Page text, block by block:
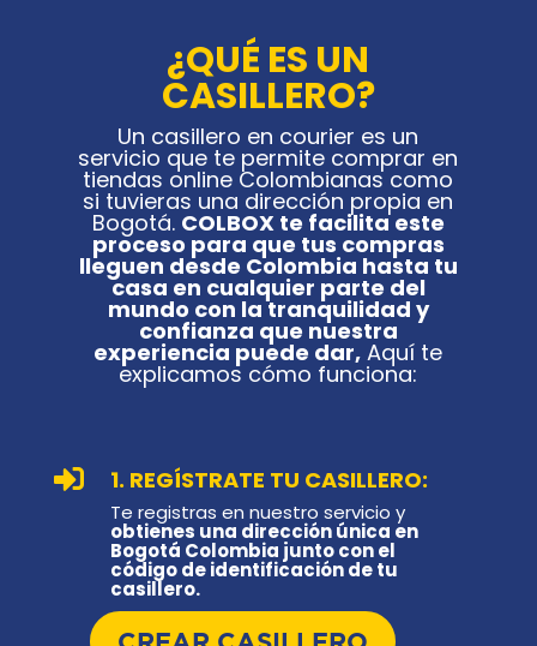
¿QUÉ ES UN
CASILLERO?
Un casillero en courier es un
servicio que te permite comprar en
tiendas online Colombianas como
si tuvieras una dirección propia en
Bogotá. COLBOX te facilita este
proceso para que tus compras
lleguen desde Colombia hasta tu
casa en cualquier parte del
mundo con la tranquilidad y
confianza que nuestra
experiencia puede dar, Aquí te
explicamos cómo funciona:
 1. REGÍSTRATE TU CASILLERO:
Te registras en nuestro servicio y
obtienes una dirección única en
Bogotá Colombia junto con el
código de identificación de tu
casillero.